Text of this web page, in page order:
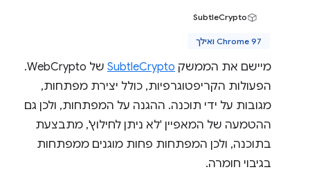
SubtleCrypto
Chrome 97 ואילך
מיישם את הממשק SubtleCrypto
של WebCrypto.
הפעולות הקריפטוגרפיות, כולל יצירת מפתחות,
מגובות על ידי תוכנה. ההגנה על המפתחות, ולכן גם
ההטמעה של המאפיין 'לא ניתן לחילוץ', מתבצעת
בתוכנה, ולכן המפתחות פחות מוגנים ממפתחות
בגיבוי חומרה.